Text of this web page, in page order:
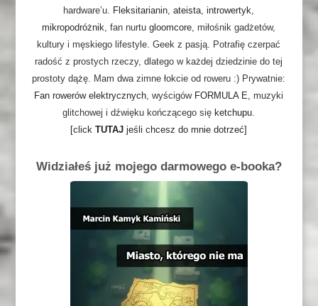
hardware’u. Fleksitarianin,ateista,introwertyk,
mikropodróżnik, fan nurtugloomcore, miłośnik gadżetów,
kultury i męskiego lifestyle. Geek z pasją. Potrafię czerpać
radość z prostych rzeczy, dlatego w każdej dziedzinie do tej
prostoty dążę. Mam dwa zimne łokcie od roweru :) Prywatnie:
Fan rowerów elektrycznych, wyścigów FORMULA E, muzyki
glitchowej i dźwięku kończącego się ketchupu.
[clickTUTAJ jeśli chcesz do mnie dotrzeć]
Widziałeś już mojego darmowego e-booka?